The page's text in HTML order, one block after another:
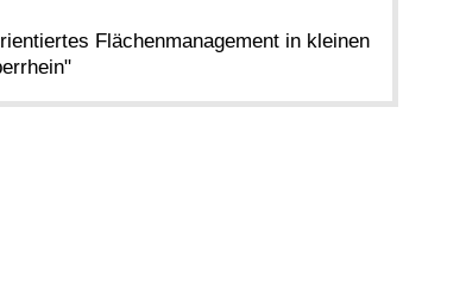
Flächenmanagement in kleinen